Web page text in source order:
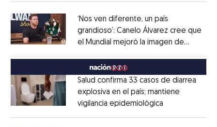
‘Nos ven diferente, un país
grandioso’: Canelo Álvarez cree que
el Mundial mejoró la imagen de
MéxicoOpens in new window
Salud confirma 33 casos de diarrea
explosiva en el país; mantiene
vigilancia epidemiológica